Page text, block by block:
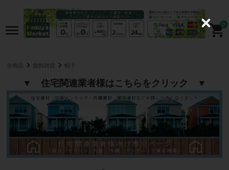
0
全商品 服飾雑貨 帽子
▼ 住宅関連業者様はこちらをクリック ▼
C